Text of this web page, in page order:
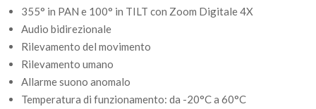
355° in PAN e 100° in TILT con Zoom Digitale 4X
Audio bidirezionale
Rilevamento del movimento
Rilevamento umano
Allarme suono anomalo
Temperatura di funzionamento: da -20°C a 60°C